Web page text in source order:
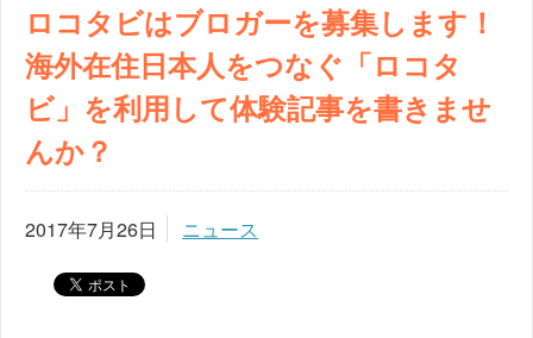
ロコタビはブロガーを募集します！
海外在住日本人をつなぐ「ロコタ
ビ」を利用して体験記事を書きませ
んか？
2017年7月26日 ニュース